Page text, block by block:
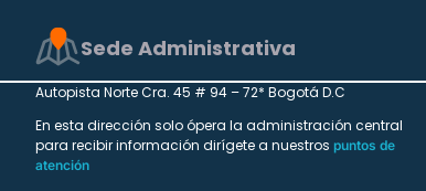
Sede Administrativa
Autopista Norte Cra. 45 # 94 – 72* Bogotá D.C
En esta dirección solo ópera la administración central
para recibir información dirígete a nuestros puntos de
atención